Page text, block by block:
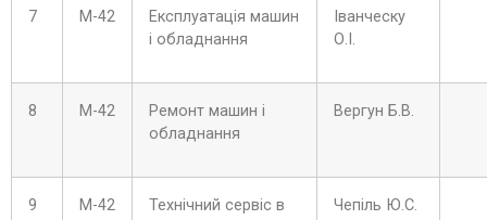
7 М-42
Експлуатація машин
і обладнання
Іванческу
О.І.
8 М-42
Ремонт машин і
обладнання
Вергун Б.В.
9 М-42
Технічний сервіс в
Чепіль Ю.С.